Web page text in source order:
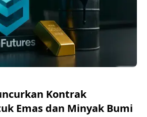
Kontrak
Emas dan Minyak Bumi